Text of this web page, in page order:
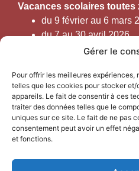
Gérer le
Pour offrir les meilleures
telles que les cookies pour stocker
appareils. Le fait de consentir à ces
traiter des données telles que le
uniques sur ce site. Le fait de ne pas
consentement peut avoir un effet
et fonctions.
Vacances scolaires toutes
du 9 février au 6 mars
du 7 au 30 avril 2026
du 1er juin au 30
Horaires d’ouverture au
Du 1er septembre au 30 juin
du lundi au vendredi